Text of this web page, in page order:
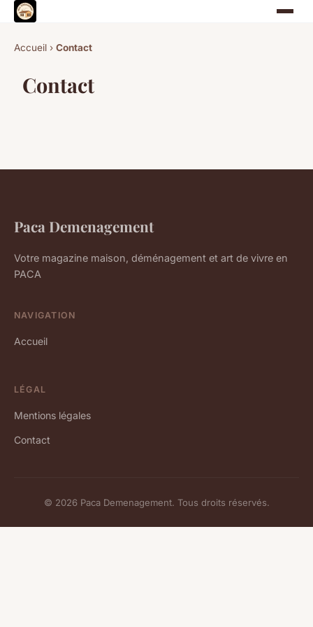
Accueil › Contact
Contact
Paca Demenagement
Votre magazine maison, déménagement et art de vivre en
PACA
NAVIGATION
Accueil
LÉGAL
Mentions légales
Contact
© 2026 Paca Demenagement. Tous droits réservés.